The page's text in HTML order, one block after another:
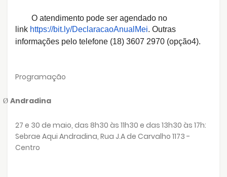
O atendimento pode ser agendado no
link https://bit.ly/DeclaracaoAnualMei. Outras
informações pelo telefone (18) 3607 2970 (opção4).
Programação
Ø Andradina
27 e 30 de maio, das 8h30 às 11h30 e das 13h30 às 17h:
Sebrae Aqui Andradina, Rua J.A de Carvalho 1173 -
Centro